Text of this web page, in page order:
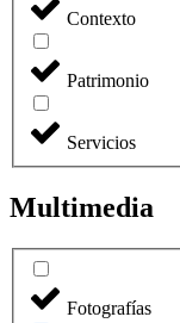
Contexto
Patrimonio
Servicios
Multimedia
Fotografías